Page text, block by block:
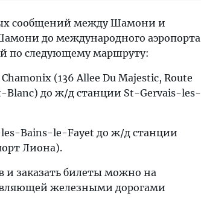
сообщений между Шамони и
до международного аэропорта
по следующему маршруту:
(136 Allee Du Majestic, Route
Blanc) до ж/д станции St-Gervais-les-
Bains-le-Fayet до ж/д станции
Лиона).
и заказать билеты можно на
железными дорогами